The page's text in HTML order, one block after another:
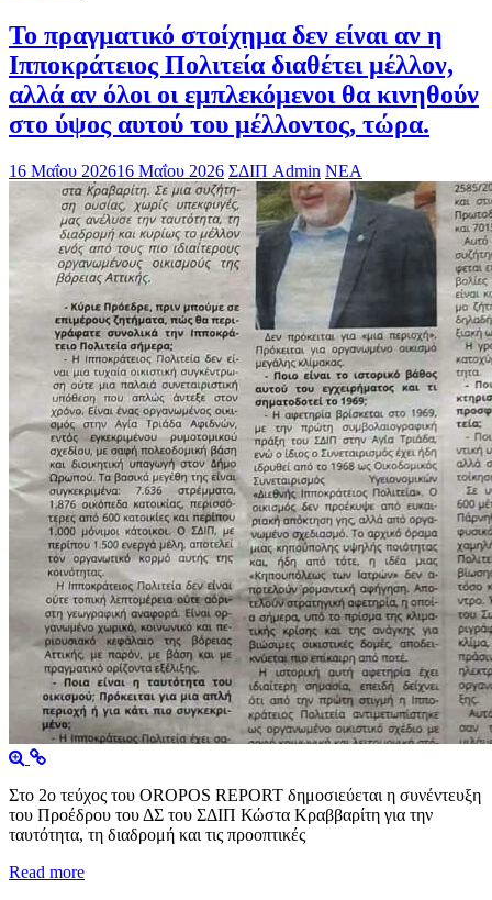
Το πραγματικό στοίχημα δεν είναι αν η
Ιπποκράτειος Πολιτεία διαθέτει μέλλον,
αλλά αν όλοι οι εμπλεκόμενοι θα κινηθούν
στο ύψος αυτού του μέλλοντος, τώρα.
16 Μαΐου 202616 Μαΐου 2026 ΣΔΙΠ Admin ΝΕΑ
Στο 2ο τεύχος του OROPOS REPORT δημοσιεύεται η συνέντευξη
του Προέδρου του ΔΣ του ΣΔΙΠ Κώστα Κραββαρίτη για την
ταυτότητα, τη διαδρομή και τις προοπτικές
Read more